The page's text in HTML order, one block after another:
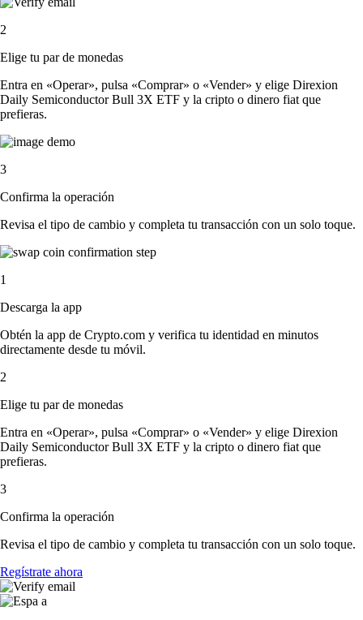
2
Elige tu par de monedas
Entra en «Operar», pulsa «Comprar» o «Vender» y elige Direxion
Daily Semiconductor Bull 3X ETF y la cripto o dinero fiat que
prefieras.
3
Confirma la operación
Revisa el tipo de cambio y completa tu transacción con un solo toque.
1
Descarga la app
Obtén la app de Crypto.com y verifica tu identidad en minutos
directamente desde tu móvil.
2
Elige tu par de monedas
Entra en «Operar», pulsa «Comprar» o «Vender» y elige Direxion
Daily Semiconductor Bull 3X ETF y la cripto o dinero fiat que
prefieras.
3
Confirma la operación
Revisa el tipo de cambio y completa tu transacción con un solo toque.
Regístrate ahora